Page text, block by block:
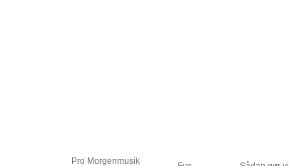
Pro Morgenmusik